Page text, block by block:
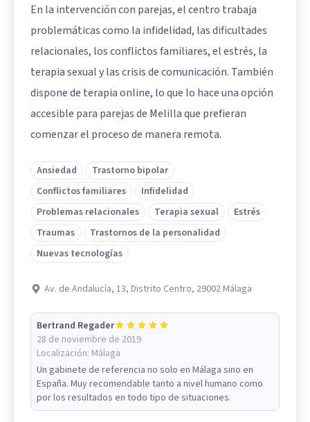
En la intervención con parejas, el centro trabaja
problemáticas como la infidelidad, las dificultades
relacionales, los conflictos familiares, el estrés, la
terapia sexual y las crisis de comunicación. También
dispone de terapia online, lo que lo hace una opción
accesible para parejas de Melilla que prefieran
comenzar el proceso de manera remota.
Ansiedad
Trastorno bipolar
Conflictos familiares
Infidelidad
Problemas relacionales
Terapia sexual
Estrés
Traumas
Trastornos de la personalidad
Nuevas tecnologías
Av. de Andalucía, 13, Distrito Centro, 29002 Málaga
Bertrand Regader
28 de noviembre de 2019
Localización: Málaga
Un gabinete de referencia no solo en Málaga sino en
España. Muy recomendable tanto a nivel humano como
por los resultados en todo tipo de situaciones.